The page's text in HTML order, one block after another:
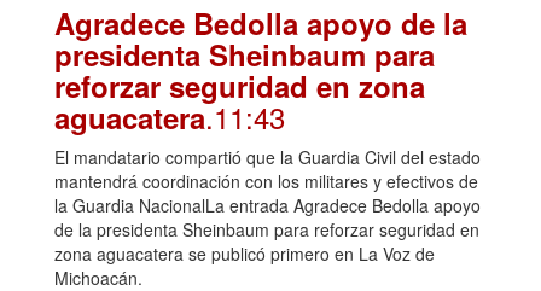
Agradece Bedolla apoyo de la
presidenta Sheinbaum para
reforzar seguridad en zona
aguacatera.11:43
El mandatario compartió que la Guardia Civil del estado
mantendrá coordinación con los militares y efectivos de
la Guardia NacionalLa entrada Agradece Bedolla apoyo
de la presidenta Sheinbaum para reforzar seguridad en
zona aguacatera se publicó primero en La Voz de
Michoacán.